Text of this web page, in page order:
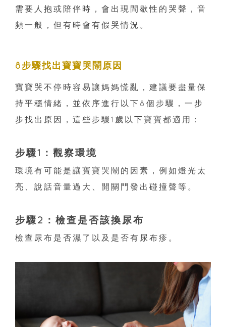
需要人抱或陪伴時，會出現間歇性的哭聲，音
頻一般，但有時會有假哭情況。
8步驟找出寶寶哭鬧原因
寶寶哭不停時容易讓媽媽慌亂，建議要盡量保
持平穩情緒，並依序進行以下8個步驟，一步
步找出原因，這些步驟1歲以下寶寶都適用：
步驟1：觀察環境
環境有可能是讓寶寶哭鬧的因素，例如燈光太
亮、說話音量過大、開關門發出碰撞聲等。
步驟2：檢查是否該換尿布
檢查尿布是否濕了以及是否有尿布疹。